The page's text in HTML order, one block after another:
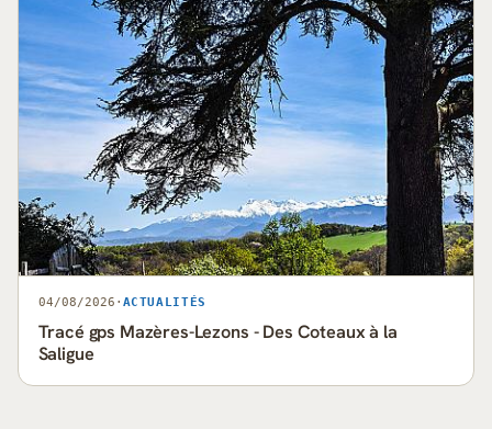
04/08/2026 · ACTUALITÉS
Tracé gps Mazères-Lezons - Des Coteaux à la
Saligue